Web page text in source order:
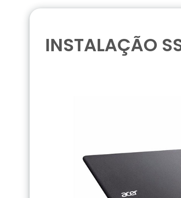
INSTALAÇÃO